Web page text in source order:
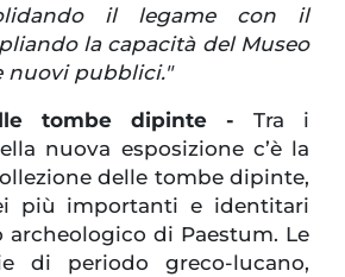
il legame con il
la capacità del Museo
nuovi pubblici."
tombe dipinte - Tra i
nuova esposizione c’è la
delle tombe dipinte,
più importanti e identitari
di Paestum. Le
di periodo greco-lucano,